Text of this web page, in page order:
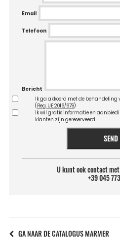
Email
Telefoon
Bericht
Ik ga akkoord met de behandeling
( Reg. UE 2016/679)
Ik wil gratis informatie en
klanten zijn gereserveerd
SEND
U kunt ook contact
+39 045
GA NAAR DE CATALOGUS MARMER